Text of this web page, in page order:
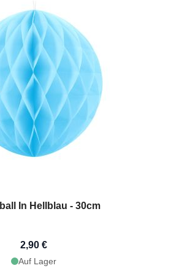
In Hellblau - 30cm
2,90 €
Auf Lager